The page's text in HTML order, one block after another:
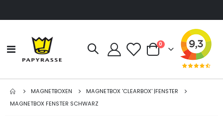
Navigation
umschalten
Cart
0Artikel
MAGNETBOXEN
MAGNETBOX 'CLEARBOX' |FENSTER
MAGNETBOX FENSTER SCHWARZ